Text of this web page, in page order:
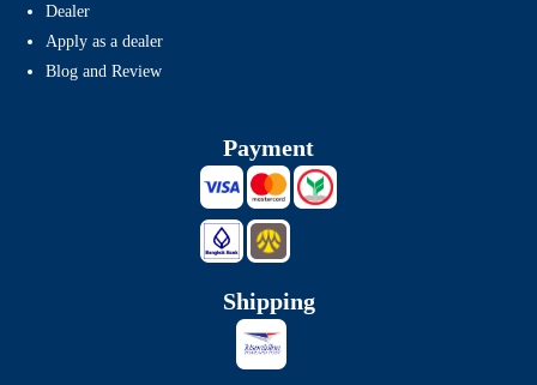
Dealer
Apply as a dealer
Blog and Review
Payment
Shipping